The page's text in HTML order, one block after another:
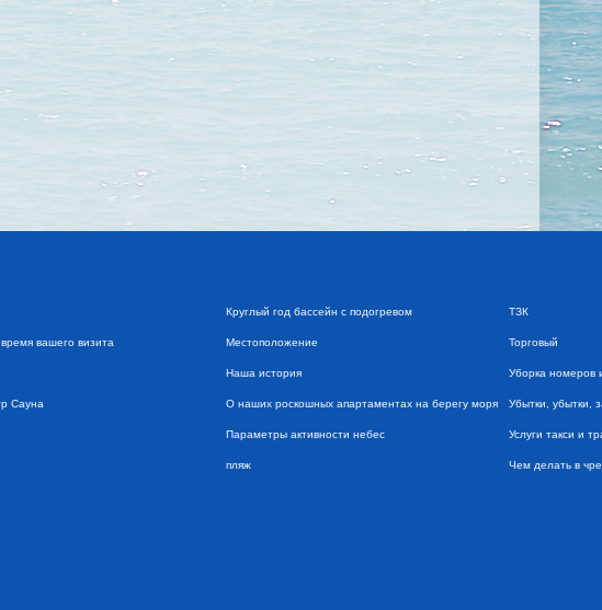
вашего визита
Сауна
Круглый год бассейн с подогревом
Местоположение
Наша история
О наших роскошных апартаментах на берегу моря
Параметры активности небес
пляж
ТЗК
Торговый
Уборка номеров
Убытки, убытки,
Услуги такси и
Чем делать в